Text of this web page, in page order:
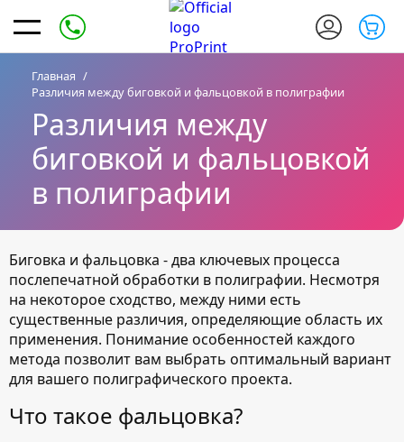
Главная
Различия между биговкой и фальцовкой в полиграфии
Различия между
биговкой и фальцовкой
в полиграфии
Биговка и фальцовка - два ключевых процесса
послепечатной обработки в полиграфии. Несмотря
на некоторое сходство, между ними есть
существенные различия, определяющие область их
применения. Понимание особенностей каждого
метода позволит вам выбрать оптимальный вариант
для вашего полиграфического проекта.
Что такое фальцовка?